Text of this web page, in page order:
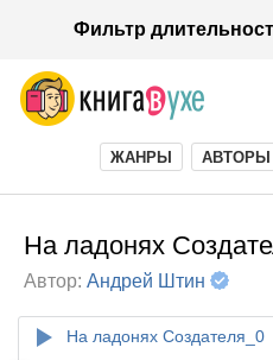
Фильтр
ЖАНРЫ АВТОРЫ
На ладонях
Автор: Андрей Штин
На ладонях Создателя_0